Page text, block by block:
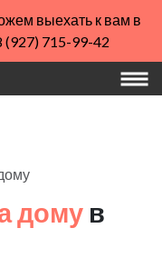
выехать к вам в
(927) 715-99-42
дому в